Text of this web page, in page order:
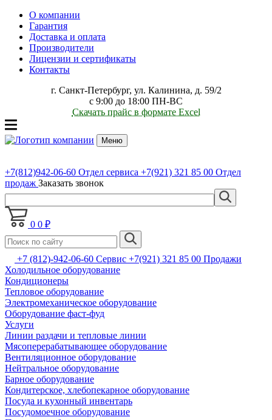
О компании
Гарантия
Доставка и оплата
Производители
Лицензии и сертификаты
Контакты
г. Санкт-Петербург, ул. Калинина, д. 59/2
с 9:00 до 18:00 ПН-ВС
Скачать прайс в формате Excel
Меню
+7(812)942-06-60 Отдел сервиса +7(921) 321 85 00 Отдел
продаж Заказать звонок
0 0 ₽
+7 (812)-942-06-60 Сервис +7(921) 321 85 00 Продажи
Холодильное оборудование
Кондиционеры
Тепловое оборудование
Электромеханическое оборудование
Оборудование фаст-фуд
Услуги
Линии раздачи и тепловые линии
Мясоперерабатывающее оборудование
Вентиляционное оборудование
Нейтральное оборудование
Барное оборудование
Кондитерское, хлебопекарное оборудование
Посуда и кухонный инвентарь
Посудомоечное оборудование